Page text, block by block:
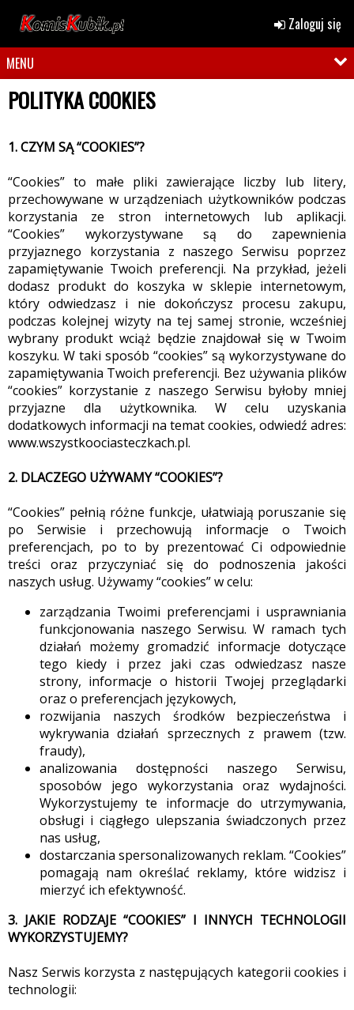
Zaloguj się
MENU
POLITYKA COOKIES
1. CZYM SĄ “COOKIES”?
“Cookies” to małe pliki zawierające liczby lub litery,
przechowywane w urządzeniach użytkowników podczas
korzystania ze stron internetowych lub aplikacji.
“Cookies” wykorzystywane są do zapewnienia
przyjaznego korzystania z naszego Serwisu poprzez
zapamiętywanie Twoich preferencji. Na przykład, jeżeli
dodasz produkt do koszyka w sklepie internetowym,
który odwiedzasz i nie dokończysz procesu zakupu,
podczas kolejnej wizyty na tej samej stronie, wcześniej
wybrany produkt wciąż będzie znajdował się w Twoim
koszyku. W taki sposób “cookies” są wykorzystywane do
zapamiętywania Twoich preferencji. Bez używania plików
“cookies” korzystanie z naszego Serwisu byłoby mniej
przyjazne dla użytkownika. W celu uzyskania
dodatkowych informacji na temat cookies, odwiedź adres:
www.wszystkoociasteczkach.pl.
2. DLACZEGO UŻYWAMY “COOKIES”?
“Cookies” pełnią różne funkcje, ułatwiają poruszanie się
po Serwisie i przechowują informacje o Twoich
preferencjach, po to by prezentować Ci odpowiednie
treści oraz przyczyniać się do podnoszenia jakości
naszych usług. Używamy “cookies” w celu:
zarządzania Twoimi preferencjami i usprawniania
funkcjonowania naszego Serwisu. W ramach tych
działań możemy gromadzić informacje dotyczące
tego kiedy i przez jaki czas odwiedzasz nasze
strony, informacje o historii Twojej przeglądarki
oraz o preferencjach językowych,
rozwijania naszych środków bezpieczeństwa i
wykrywania działań sprzecznych z prawem (tzw.
fraudy),
analizowania dostępności naszego Serwisu,
sposobów jego wykorzystania oraz wydajności.
Wykorzystujemy te informacje do utrzymywania,
obsługi i ciągłego ulepszania świadczonych przez
nas usług,
dostarczania spersonalizowanych reklam. “Cookies”
pomagają nam określać reklamy, które widzisz i
mierzyć ich efektywność.
3. JAKIE RODZAJE “COOKIES” I INNYCH TECHNOLOGII
WYKORZYSTUJEMY?
Nasz Serwis korzysta z następujących kategorii cookies i
technologii: